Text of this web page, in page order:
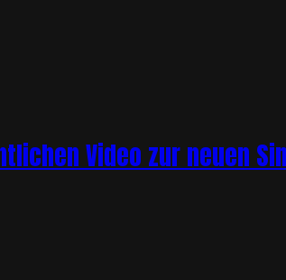
Video zur neuen